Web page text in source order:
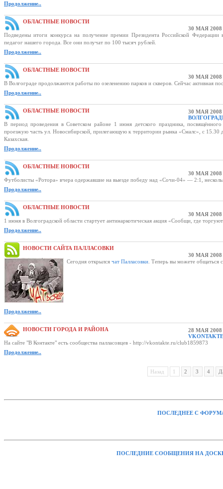
Продолжение..
ОБЛАСТНЫЕ НОВОСТИ
30 МАЯ
Подведены итоги конкурса на получение премии Президента Российской
педагог нашего города. Все они получат по 100 тысяч рублей.
Продолжение..
ОБЛАСТНЫЕ НОВОСТИ
30 МАЯ
В Волгограде продолжаются работы по озеленению парков и скверов. Сейчас активная
Продолжение..
ОБЛАСТНЫЕ НОВОСТИ
30 МАЯ
В период проведения в Советском районе 1 июня детского праздника,
проезжую часть ул. Новосибирской, прилегающую к территории рынка «Смалс», с
Казахская.
Продолжение..
ОБЛАСТНЫЕ НОВОСТИ
30 МАЯ
Футболисты «Ротора» вчера одержавшие на выезде победу над «Сочи-04» — 2:1,
Продолжение..
ОБЛАСТНЫЕ НОВОСТИ
30 МАЯ
1 июня в Волгоградской области стартует антинаркотическая акция «Сообщи, где
Продолжение..
НОВОСТИ САЙТА ПАЛЛАСОВКИ
30 МАЯ
Сегодня открылся чат Палласовки . Теперь вы можете общаться
Продолжение..
НОВОСТИ ГОРОДА И РАЙОНА
28 МАЯ
На сайте "В Контакте" есть сообщества палласовцев - http://vkontakte.ru/club1859873
Продолжение..
Назад 1 2 3 4
ПОСЛЕДНЕЕ С
ПОСЛЕДНИЕ СООБЩЕНИЯ НА